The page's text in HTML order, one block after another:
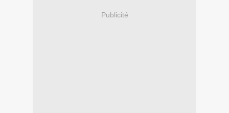
Publicité